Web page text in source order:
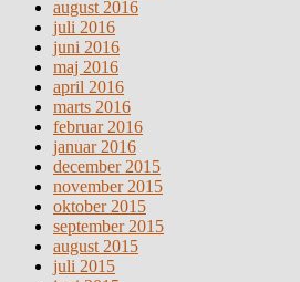
august 2016
juli 2016
juni 2016
maj 2016
april 2016
marts 2016
februar 2016
januar 2016
december 2015
november 2015
oktober 2015
september 2015
august 2015
juli 2015